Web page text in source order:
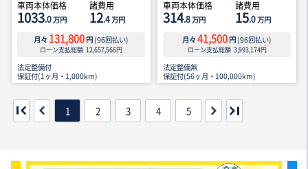
車両本体価格
1033.0万円
諸費用
12.4万円
月々 131,800 円 (96回払い)
ローン支払総額 12,657,566円
法定整備付
保証付(1ヶ月・1,000km)
車両本体価格
314.8万円
諸費用
15.0万円
月々 41,500 円 (96回払い)
ローン支払総額 3,993,174円
法定整備無
保証付(56ヶ月・100,000km)
1 2 3 4 5